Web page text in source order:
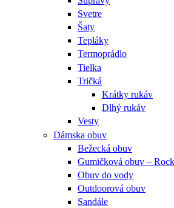
Svetre
Šaty
Tepláky
Termoprádlo
Tielka
Tričká
Krátky rukáv
Dlhý rukáv
Vesty
Dámska obuv
Bežecká obuv
Gumičková obuv –
Obuv do vody
Outdoorová obuv
Sandále